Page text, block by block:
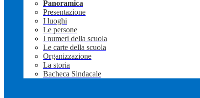
Panoramica
Presentazione
I luoghi
Le persone
I numeri della scuola
Le carte della scuola
Organizzazione
La storia
Bacheca Sindacale